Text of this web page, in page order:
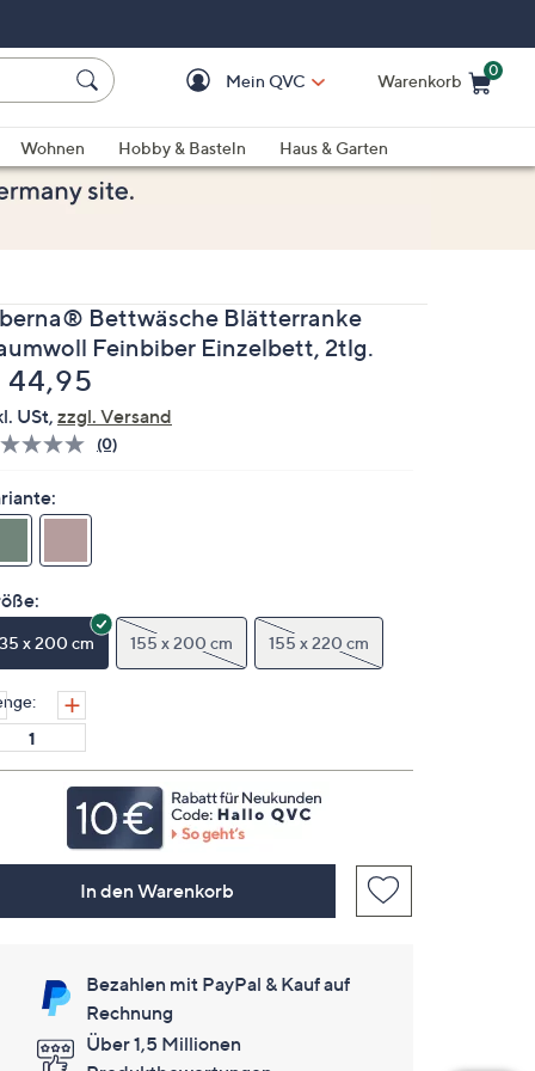
Mein QVC Warenkorb
0
Wohnen Hobby & Basteln
Haus & Garten
Bettwäsche Blätterranke
Feinbiber Einzelbett, 2tlg.
44,95
USt,zzgl. Versand
Bisher
auf
derselben
Seite.
(0)
x 200 cm 155 x 200 cm 155 x 220 cm
In den Warenkorb
Bezahlen mit PayPal & Kauf auf
Rechnung
Über 1,5 Millionen